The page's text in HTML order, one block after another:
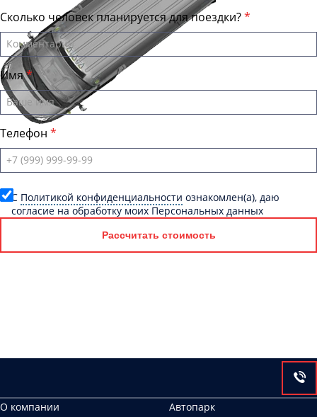
Сколько человек планируется для поездки?
Имя
Телефон
C Политикой конфиденциальности ознакомлен(а), даю
согласие на обработку моих Персональных данных
Рассчитать стоимость
О компании Автопарк